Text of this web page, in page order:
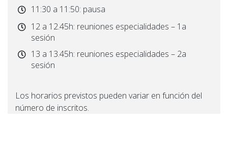
11:30 a 11:50: pausa
12 a 12.45h: reuniones especialidades – 1a
sesión
13 a 13.45h: reuniones especialidades – 2a
sesión
Los horarios previstos pueden variar en función del
número de inscritos.